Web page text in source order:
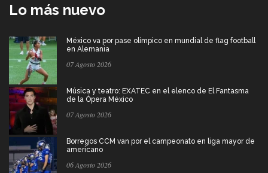
Lo más nuevo
México va por pase olímpico en mundial de flag football
en Alemania
07 Agosto 2026
Música y teatro: EXATEC en el elenco de El Fantasma
de la Ópera México
07 Agosto 2026
Borregos CCM van por el campeonato en liga mayor de
americano
06 Agosto 2026